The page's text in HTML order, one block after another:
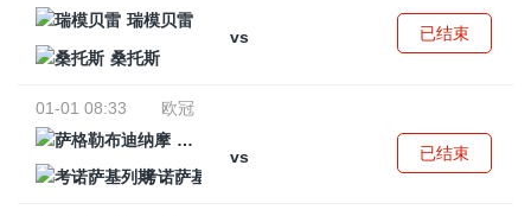
瑞模贝雷
vs
桑托斯
已结束
01-01 08:33
欧冠
萨格勒布迪纳摩
vs
考诺萨基列斯
已结束